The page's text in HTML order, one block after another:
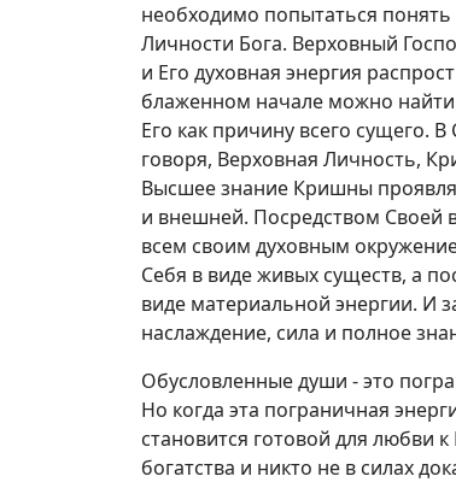
необходимо попытаться
Личности Бога. Верховный
и Его духовная энергия
блаженном начале можно найти
Его как причину всего сущего.
говоря, Верховная Личность,
Высшее знание Кришны
и внешней. Посредством Своей
всем своим духовным
Себя в виде живых существ, а
виде материальной энергии. И
наслаждение, сила и полное
Обусловленные души - это
Но когда эта пограничная
становится готовой для любви
богатства и никто не в силах